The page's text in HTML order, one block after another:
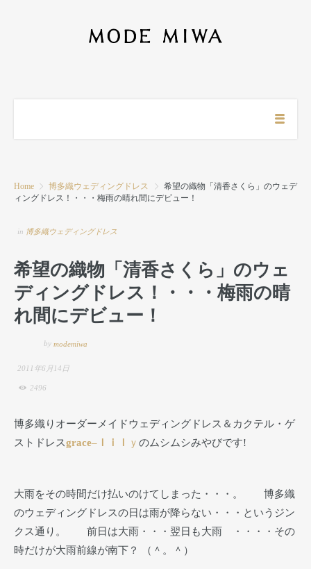
Home 博多織ウェディングドレス
希望の織物「清香さくら」のウェデ
ィングドレス！・・・梅雨の晴れ間にデビュー！
in 博多織ウェディングドレス
希望の織物「清香さくら」のウェ
ディングドレス！・・・梅雨の晴
れ間にデビュー！
by modemiwa
2011年6月14日
2496
博多織りオーダーメイドウェディングドレス＆カクテル・ゲ
ストドレスgrace– ｌｉｌ ｙ のムシムシみやびです!
大雨をその時間だけ払いのけてしまった・・・。 博多織
のウェディングドレスの日は雨が降らない・・・というジン
クス通り。 前日は大雨・・・翌日も大雨 ・・・・その
時だけが大雨前線が南下？ （＾。＾）